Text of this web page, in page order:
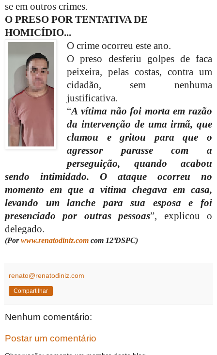
se em outros crimes.
O PRESO POR TENTATIVA DE
HOMICÍDIO...
O crime ocorreu este ano.
O preso desferiu golpes de faca
peixeira, pelas costas, contra um
cidadão, sem nenhuma
justificativa.
“A vítima não foi morta em razão
da intervenção de uma irmã, que
clamou e gritou para que o
agressor parasse com a
perseguição, quando acabou
sendo intimidado. O ataque ocorreu no
momento em que a vítima chegava em casa,
levando um lanche para sua esposa e foi
presenciado por outras pessoas”, explicou o
delegado.
(Porwww.renatodiniz.com com 12ªDSPC)
renato@renatodiniz.com
Compartilhar
Nenhum comentário:
Postar um comentário